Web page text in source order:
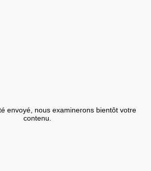
envoyé, nous examinerons bientôt votre
contenu.